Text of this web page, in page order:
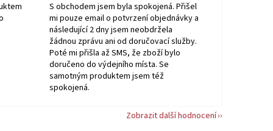
S obchodem jsem byla spokojená. Přišel
mi pouze email o potvrzení objednávky a
následující 2 dny jsem neobdržela
žádnou zprávu ani od doručovací služby.
Poté mi přišla až SMS, že zboží bylo
doručeno do výdejního místa. Se
samotným produktem jsem též
spokojená.
Zobrazit další hodnocení